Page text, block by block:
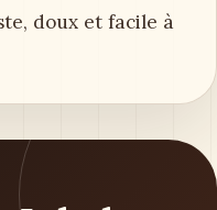
doux et facile à